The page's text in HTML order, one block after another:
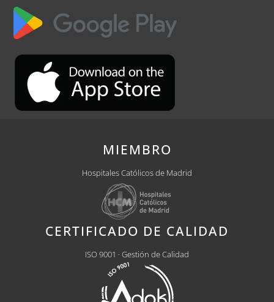
MIEMBRO
Hospitales Católicos de Madrid
CERTIFICADO DE CALIDAD
ISO 9001 · Gestión de Calidad